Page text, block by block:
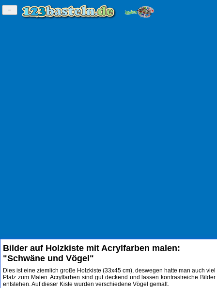
Bilder auf Holzkiste mit Acrylfarben malen:
"Schwäne und Vögel"
Dies ist eine ziemlich große Holzkiste (33x45 cm), deswegen hatte man auch viel
Platz zum Malen. Acrylfarben sind gut deckend und lassen kontrastreiche Bilder
entstehen. Auf dieser Kiste wurden verschiedene Vögel gemalt.